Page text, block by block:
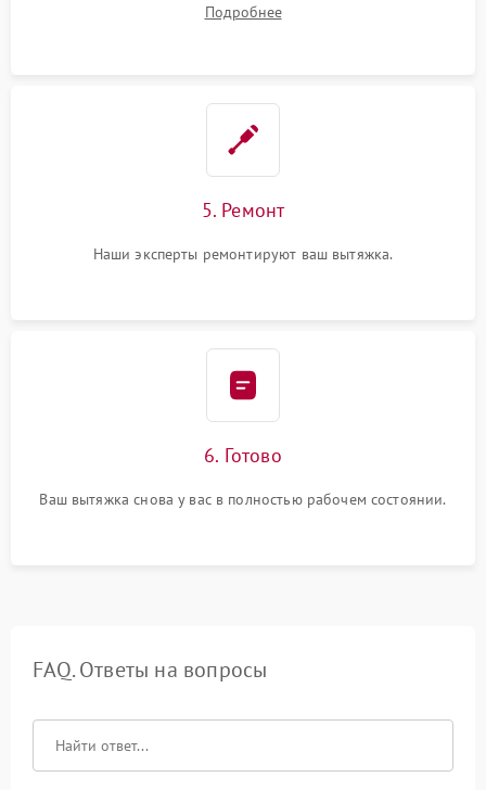
Подробнее
5. Ремонт
Наши эксперты ремонтируют ваш вытяжка.
6. Готово
Ваш вытяжка снова у вас в полностью рабочем состоянии.
FAQ. Ответы на вопросы